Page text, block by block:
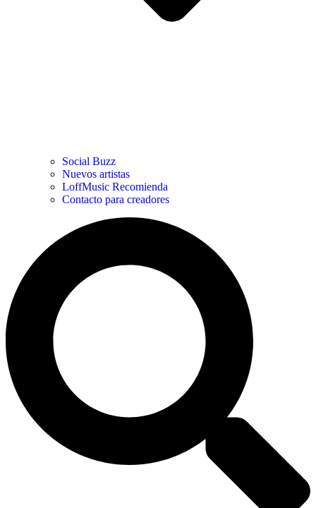
Social Buzz
Nuevos artistas
LoffMusic Recomienda
Contacto para creadores